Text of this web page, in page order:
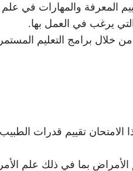
المعرفة والمهارات في
يرغب في العمل بها.
خلال برامج التعليم
الامتحان تقييم قدرات
الأمراض بما في ذلك علم